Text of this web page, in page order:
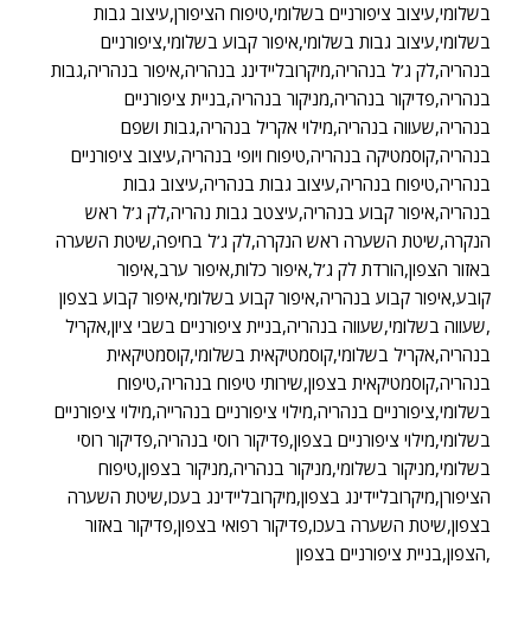
בשלומי,עיצוב ציפורניים בשלומי,טיפוח הציפורן,עיצוב גבות
בשלומי,עיצוב גבות בשלומי,איפור קבוע בשלומי,ציפורניים
בנהריה,לק ג’ל בנהריה,מיקרובליידינג בנהריה,איפור בנהריה,גבות
בנהריה,פדיקור בנהריה,מניקור בנהריה,בניית ציפורניים
בנהריה,שעווה בנהריה,מילוי אקריל בנהריה,גבות ושפם
בנהריה,קוסמטיקה בנהריה,טיפוח ויופי בנהריה,עיצוב ציפורניים
בנהריה,טיפוח בנהריה,עיצוב גבות בנהריה,עיצוב גבות
בנהריה,איפור קבוע בנהריה,עיצטב גבות נהריה,לק ג’ל ראש
הנקרה,שיטת השערה ראש הנקרה,לק ג’ל בחיפה,שיטת השערה
באזור הצפון,הורדת לק ג’ל,איפור כלות,איפור ערב,איפור
קובע,איפור קבוע בנהריה,איפור קבוע בשלומי,איפור קבוע בצפון
,שעווה בשלומי,שעווה בנהריה,בניית ציפורניים בשבי ציון,אקריל
בנהריה,אקריל בשלומי,קוסמטיקאית בשלומי,קוסמטיקאית
בנהריה,קוסמטיקאית בצפון,שירותי טיפוח בנהריה,טיפוח
בשלומי,ציפורניים בנהריה,מילוי ציפורניים בנהרייה,מילוי ציפורניים
בשלומי,מילוי ציפורניים בצפון,פדיקור רוסי בנהריה,פדיקור רוסי
בשלומי,מניקור בשלומי,מניקור בנהריה,מניקור בצפון,טיפוח
הציפורן,מיקרובליידינג בצפון,מיקרובליידינג בעכו,שיטת השערה
בצפון,שיטת השערה בעכו,פדיקור רפואי בצפון,פדיקור באזור
הצפון,בניית ציפורניים בצפון,